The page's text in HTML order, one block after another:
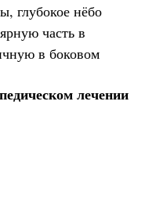
глубокое нёбо
часть в
в боковом
лечении